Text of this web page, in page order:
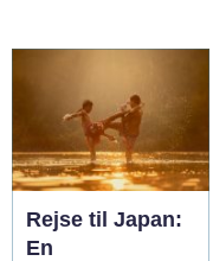
Rejse til Japan:
En